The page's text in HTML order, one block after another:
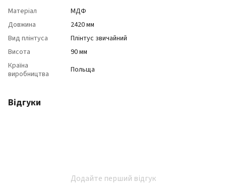
Матеріал
МДФ
Довжина
2420 мм
Вид плінтуса
Плінтус звичайний
Висота
90 мм
Країна
виробництва
Польща
Відгуки
Додайте перший відгук